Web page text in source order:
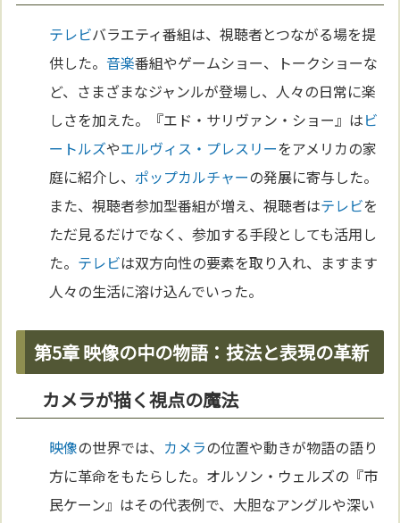
テレビバラエティ番組は、視聴者とつながる場を提
供した。音楽番組やゲームショー、トークショーな
ど、さまざまなジャンルが登場し、人々の日常に楽
しさを加えた。『エド・サリヴァン・ショー』はビ
ートルズやエルヴィス・プレスリーをアメリカの家
庭に紹介し、 ポップカルチャーの発展に寄与した。
また、視聴者参加型番組が増え、視聴者はテレビを
ただ見るだけでなく、参加する手段としても活用し
た。 テレビは双方向性の要素を取り入れ、ますます
人々の生活に溶け込んでいった。
第5章 映像の中の物語：技法と表現の革新
カメラが描く視点の魔法
映像の世界では、 カメラの位置や動きが物語の語り
方に革命をもたらした。オルソン・ウェルズの『市
民ケーン』はその代表例で、大胆なアングルや深い